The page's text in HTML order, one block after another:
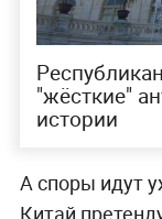
"жёсткие"
истории
А споры идут
Китай